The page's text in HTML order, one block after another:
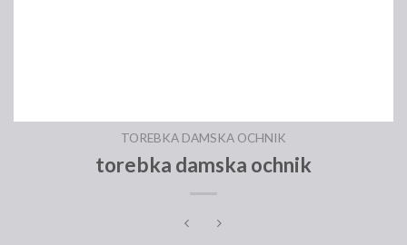
TOREBKA DAMSKA OCHNIK
torebka damska ochnik